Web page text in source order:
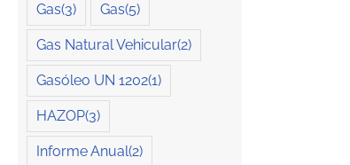
Gas(3) Gas(5)
Gas Natural Vehicular(2)
Gasóleo UN 1202(1)
HAZOP(3)
Informe Anual(2)